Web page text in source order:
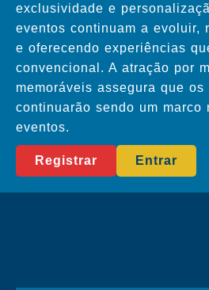
exclusividade e
eventos continuam a evoluir,
e oferecendo experiências
convencional. A atração por
memoráveis assegura que
continuarão sendo um marco
eventos.
Registrar Entrar